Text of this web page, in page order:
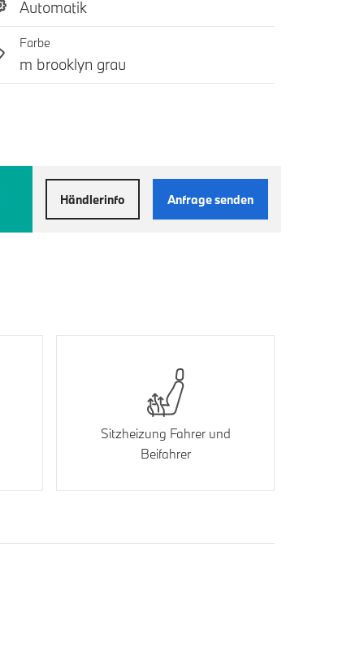
Automatik
Farbe
m brooklyn grau
Händlerinfo Anfrage senden
Sitzheizung Fahrer und
Beifahrer